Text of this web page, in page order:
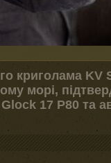
криголама KV
морі,
17 P80 та